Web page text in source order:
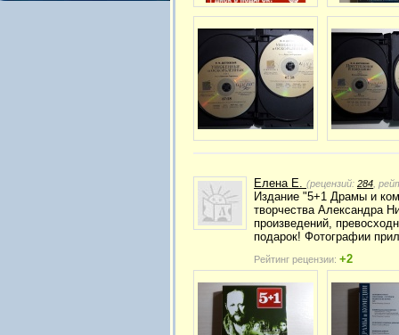
Елена Е. (рецензий: 284 ,
Издание "5+1 Драмы и
творчества Александра
произведений,
подарок! Фотографии
Рейтинг рецензии: +2